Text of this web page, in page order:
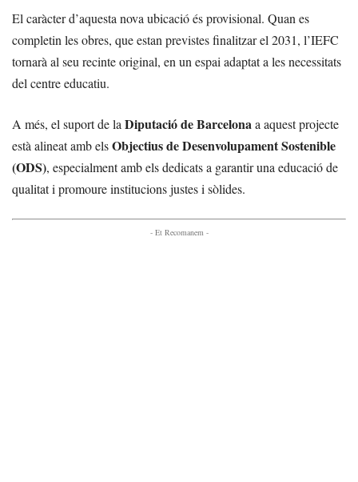
El caràcter d’aquesta nova ubicació és provisional. Quan es
completin les obres, que estan previstes finalitzar el 2031, l’IEFC
tornarà al seu recinte original, en un espai adaptat a les necessitats
del centre educatiu.
A més, el suport de la Diputació de Barcelonaa aquest projecte
està alineat amb elsObjectius de Desenvolupament Sostenible
(ODS), especialment amb els dedicats a garantir una educació de
qualitat i promoure institucions justes i sòlides.
- Et Recomanem -